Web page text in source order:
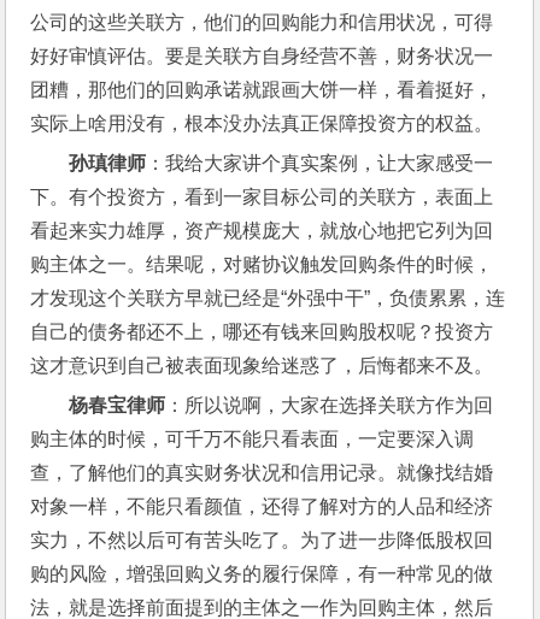
公司的这些关联方，他们的回购能力和信用状况，可得
好好审慎评估。要是关联方自身经营不善，财务状况一
团糟，那他们的回购承诺就跟画大饼一样，看着挺好，
实际上啥用没有，根本没办法真正保障投资方的权益。
孙瑱律师 ：我给大家讲个真实案例，让大家感受一
下。有个投资方，看到一家目标公司的关联方，表面上
看起来实力雄厚，资产规模庞大，就放心地把它列为回
购主体之一。结果呢，对赌协议触发回购条件的时候，
才发现这个关联方早就已经是“外强中干”，负债累累，连
自己的债务都还不上，哪还有钱来回购股权呢？投资方
这才意识到自己被表面现象给迷惑了，后悔都来不及。
杨春宝律师 ：所以说啊，大家在选择关联方作为回
购主体的时候，可千万不能只看表面，一定要深入调
查，了解他们的真实财务状况和信用记录。就像找结婚
对象一样，不能只看颜值，还得了解对方的人品和经济
实力，不然以后可有苦头吃了。为了进一步降低股权回
购的风险，增强回购义务的履行保障，有一种常见的做
法，就是选择前面提到的主体之一作为回购主体，然后